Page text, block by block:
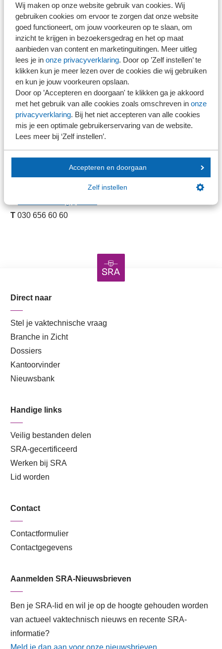
Wij maken op onze website gebruik van cookies. Wij
gebruiken cookies om ervoor te zorgen dat onze website
goed functioneert, om jouw voorkeuren op te slaan, om
inzicht te krijgen in bezoekersgedrag en het op maat
aanbieden van content en marketinguitingen. Meer uitleg
lees je in onze privacyverklaring. Door op ’Zelf instellen’ te
klikken kun je meer lezen over de cookies die wij gebruiken
en kun je jouw voorkeuren opslaan.
Door op ’Accepteren en doorgaan' te klikken ga je akkoord
met het gebruik van alle cookies zoals omschreven in onze
privacyverklaring. Bij het niet accepteren van alle cookies
mis je een optimale gebruikerservaring van de website.
Lees meer bij ‘Zelf instellen’.
Accepteren en doorgaan
Zelf instellen
Als alles gelukt is, krijg je onderstaande melding te zien.
De medewerker van SRA ontvangt een e-mail dat je
bestanden hebt geplaatst en kan deze verder in
behandeling nemen.
Neem voor vragen contact op met SRA-Automatisering:
T 030 656 60 60
Direct naar
Stel je vaktechnische vraag
Branche in Zicht
Dossiers
Kantoorvinder
Nieuwsbank
Handige links
Veilig bestanden delen
SRA-gecertificeerd
Werken bij SRA
Lid worden
Contact
Contactformulier
Contactgegevens
Aanmelden SRA-Nieuwsbrieven
Ben je SRA-lid en wil je op de hoogte gehouden worden
van actueel vaktechnisch nieuws en recente SRA-
informatie?
Meld je dan aan voor onze nieuwsbrieven